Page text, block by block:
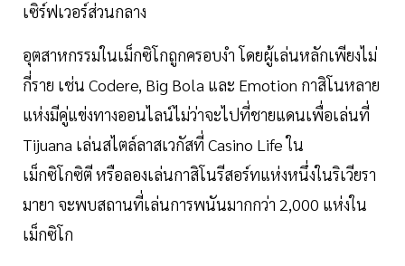
เซิร์ฟเวอร์ส่วนกลาง
อุตสาหกรรมในเม็กซิโกถูกครอบงำ โดยผู้เล่นหลักเพียงไม่
กี่ราย เช่น Codere, Big Bola และ Emotion กาสิโนหลาย
แห่งมีคู่แข่งทางออนไลน์ไม่ว่าจะไปที่ชายแดนเพื่อเล่นที่
Tijuana เล่นสไตล์ลาสเวกัสที่ Casino Life ใน
เม็กซิโกซิตี หรือลองเล่นกาสิโนรีสอร์ทแห่งหนึ่งในริเวียรา
มายา จะพบสถานที่เล่นการพนันมากกว่า 2,000 แห่งใน
เม็กซิโก